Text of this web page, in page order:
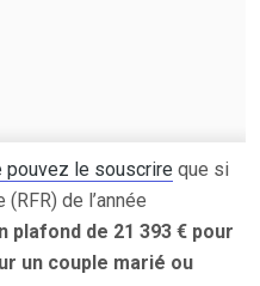
pouvez le souscrire que si
de l’année
plafond de 21 393 € pour
un couple marié ou